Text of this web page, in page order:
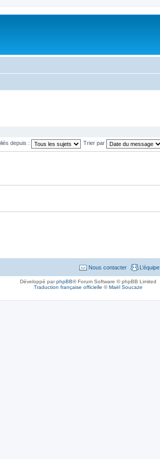
depuis : Trier par
L’équipe
Nous contacter
Développé parphpBB® Forum Software © phpBB Limited
Traduction française officielle ©Maël Soucaze